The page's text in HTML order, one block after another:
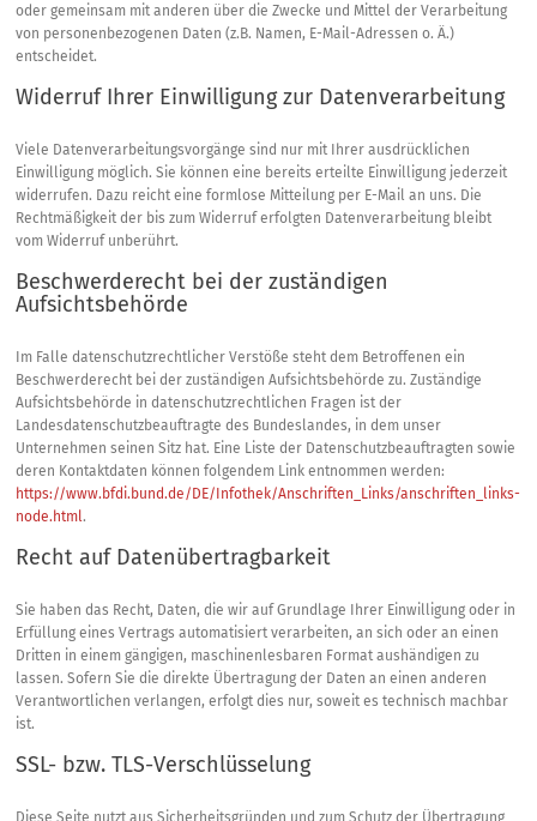
oder gemeinsam mit anderen über die Zwecke und Mittel der Verarbeitung
von personenbezogenen Daten (z.B. Namen, E-Mail-Adressen o. Ä.)
entscheidet.
Widerruf Ihrer Einwilligung zur Datenverarbeitung
Viele Datenverarbeitungsvorgänge sind nur mit Ihrer ausdrücklichen
Einwilligung möglich. Sie können eine bereits erteilte Einwilligung jederzeit
widerrufen. Dazu reicht eine formlose Mitteilung per E-Mail an uns. Die
Rechtmäßigkeit der bis zum Widerruf erfolgten Datenverarbeitung bleibt
vom Widerruf unberührt.
Beschwerderecht bei der zuständigen
Aufsichtsbehörde
Im Falle datenschutzrechtlicher Verstöße steht dem Betroffenen ein
Beschwerderecht bei der zuständigen Aufsichtsbehörde zu. Zuständige
Aufsichtsbehörde in datenschutzrechtlichen Fragen ist der
Landesdatenschutzbeauftragte des Bundeslandes, in dem unser
Unternehmen seinen Sitz hat. Eine Liste der Datenschutzbeauftragten sowie
deren Kontaktdaten können folgendem Link entnommen werden:
https://www.bfdi.bund.de/DE/Infothek/Anschriften_Links/anschriften_links-
node.html.
Recht auf Datenübertragbarkeit
Sie haben das Recht, Daten, die wir auf Grundlage Ihrer Einwilligung oder in
Erfüllung eines Vertrags automatisiert verarbeiten, an sich oder an einen
Dritten in einem gängigen, maschinenlesbaren Format aushändigen zu
lassen. Sofern Sie die direkte Übertragung der Daten an einen anderen
Verantwortlichen verlangen, erfolgt dies nur, soweit es technisch machbar
ist.
SSL- bzw. TLS-Verschlüsselung
Diese Seite nutzt aus Sicherheitsgründen und zum Schutz der Übertragung